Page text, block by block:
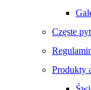
Częste
Produkty